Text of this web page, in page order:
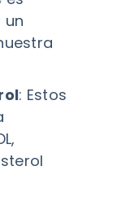
un
: Estos